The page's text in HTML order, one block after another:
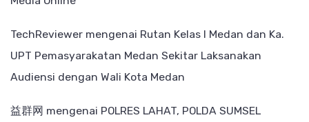
TechReviewer mengenai Rutan Kelas I Medan dan Ka.
UPT Pemasyarakatan Medan Sekitar Laksanakan
Audiensi dengan Wali Kota Medan
益群网 mengenai POLRES LAHAT, POLDA SUMSEL